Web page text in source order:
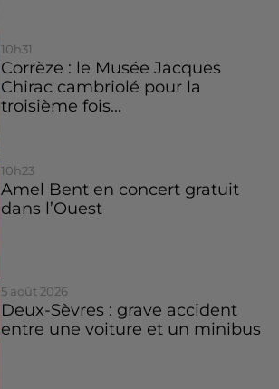
10h31
Corrèze : le Musée Jacques
Chirac cambriolé pour la
troisième fois...
10h23
Amel Bent en concert gratuit
dans l’Ouest
5 août 2026
Deux-Sèvres : grave accident
entre une voiture et un minibus